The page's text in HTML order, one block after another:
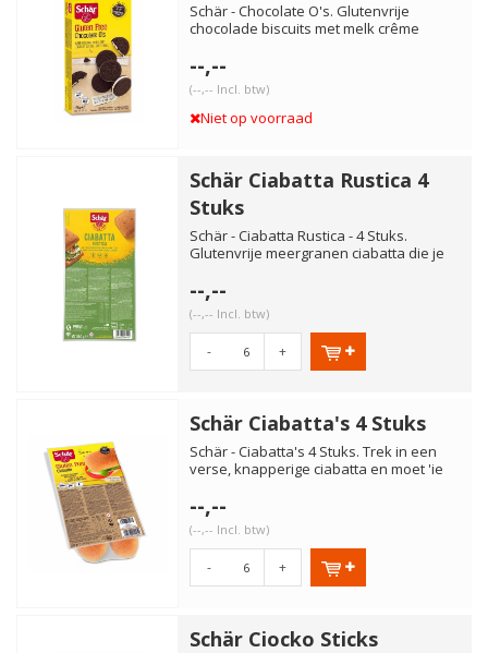
Schär - Chocolate O's. Glutenvrije
chocolade biscuits met melk crême
--,--
(--,-- Incl. btw)
Niet op voorraad
Schär Ciabatta Rustica 4
Stuks
Schär - Ciabatta Rustica - 4 Stuks.
Glutenvrije meergranen ciabatta die je
--,--
(--,-- Incl. btw)
- +
Schär Ciabatta's 4 Stuks
Schär - Ciabatta's 4 Stuks. Trek in een
verse, knapperige ciabatta en moet 'ie
--,--
(--,-- Incl. btw)
- +
Schär Ciocko Sticks